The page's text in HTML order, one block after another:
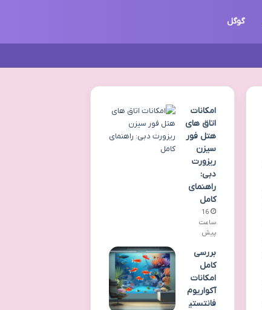
گوگل
امکانات
اتاق های
هتل فور
سیزن
ریزورت
دبی:
راهنمای
کامل
16
ساعت
پیش
بررسی
کامل
امکانات
آکواریوم
فانتستی